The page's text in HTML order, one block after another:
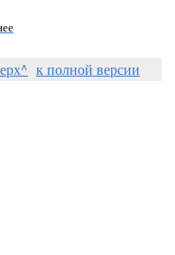
к полной версии